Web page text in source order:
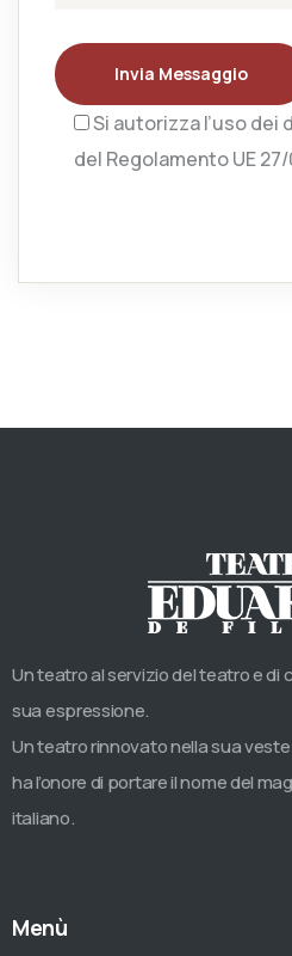
Invia Messaggio
Si autorizza l’uso dei
del Regolamento UE
Un teatro al servizio del teatro e di
sua espressione.
Un teatro rinnovato nella sua
ha l’onore di portare il nome del
italiano.
Menù